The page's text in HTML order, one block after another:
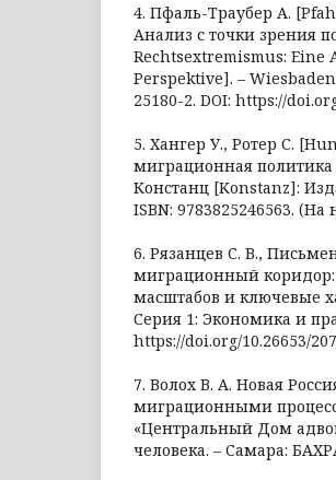
4. Пфаль-Траубер A.
Анализ с точки зрения
Rechtsextremismus:
Perspektive]. –
25180-2. DOI: https://
5. Хангер У., Ротер С.
миграционная
Констанц [Konstanz]:
ISBN: 9783825246563. (На
6. Рязанцев С. В.,
миграционный коридор:
масштабов и ключевые
Серия 1: Экономика и
https://doi.org/10.26653/
7. Волох В. А. Новая
миграционными
«Центральный Дом
человека. – Самара: